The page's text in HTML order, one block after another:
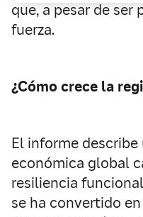
que, a pesar de ser
fuerza.
¿Cómo crece la
El informe
económica global
resiliencia
se ha convertido